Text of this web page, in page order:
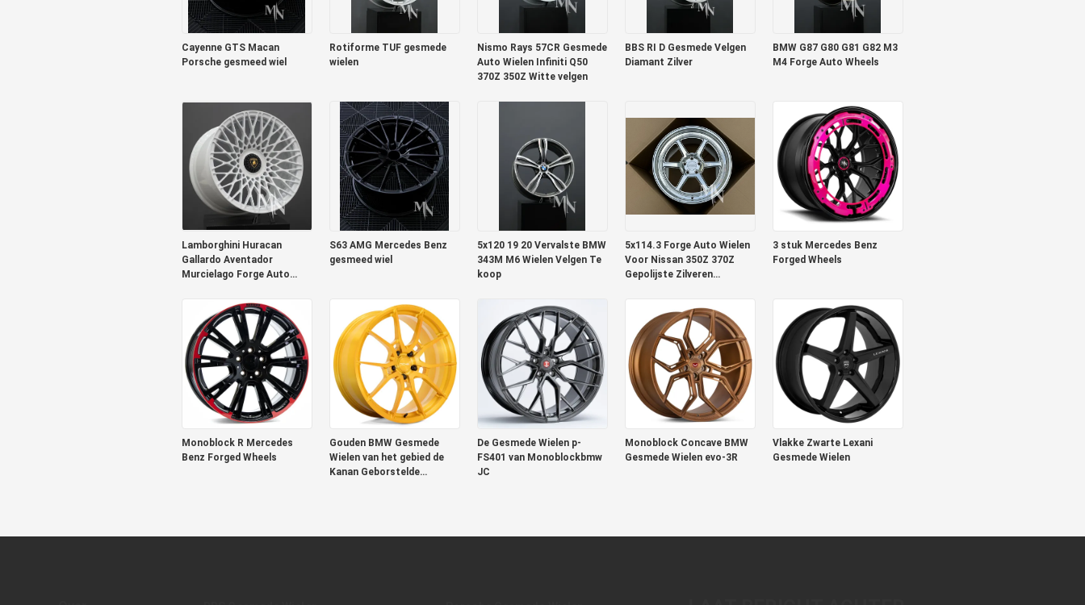
Cayenne GTS Macan
Porsche gesmeed wiel
Rotiforme TUF gesmede
wielen
Nismo Rays 57CR Gesmede
Auto Wielen Infiniti Q50
370Z 350Z Witte velgen
BBS RI D Gesmede Velgen
Diamant Zilver
BMW G87 G80 G81 G82 M3
M4 Forge Auto Wheels
Lamborghini Huracan
Gallardo Aventador
Murcielago Forge Auto
S63 AMG Mercedes Benz
gesmeed wiel
5x120 19 20 Vervalste BMW
343M M6 Wielen Velgen Te
koop
5x114.3 Forge Auto Wielen
Voor Nissan 350Z 370Z
Gepolijste Zilveren
3 stuk Mercedes Benz
Forged Wheels
Monoblock R Mercedes
Benz Forged Wheels
Gouden BMW Gesmede
Wielen van het gebied de
Kanan Geborstelde
De Gesmede Wielen p-
FS401 van Monoblockbmw
JC
Monoblock Concave BMW
Gesmede Wielen evo-3R
Vlakke Zwarte Lexani
Gesmede Wielen